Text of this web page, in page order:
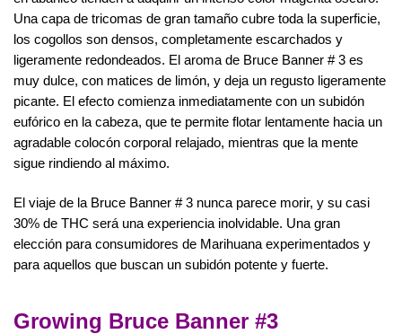
Una capa de tricomas de gran tamaño cubre toda la superficie,
los cogollos son densos, completamente escarchados y
ligeramente redondeados. El aroma de Bruce Banner # 3 es
muy dulce, con matices de limón, y deja un regusto ligeramente
picante. El efecto comienza inmediatamente con un subidón
eufórico en la cabeza, que te permite flotar lentamente hacia un
agradable colocón corporal relajado, mientras que la mente
sigue rindiendo al máximo.
El viaje de la Bruce Banner # 3 nunca parece morir, y su casi
30% de THC será una experiencia inolvidable. Una gran
elección para consumidores de Marihuana experimentados y
para aquellos que buscan un subidón potente y fuerte.
Growing Bruce Banner #3